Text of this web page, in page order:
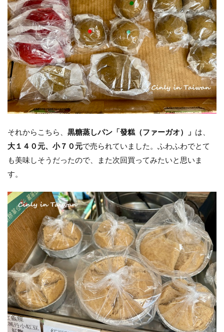
それからこちら、 黒糖蒸しパン「發糕（ファーガオ）」 は、
大１４０元、小７０元で売られていました。ふわふわでとて
も美味しそうだったので、また次回買ってみたいと思いま
す。